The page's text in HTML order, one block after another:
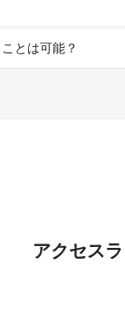
とは可能？
アクセス